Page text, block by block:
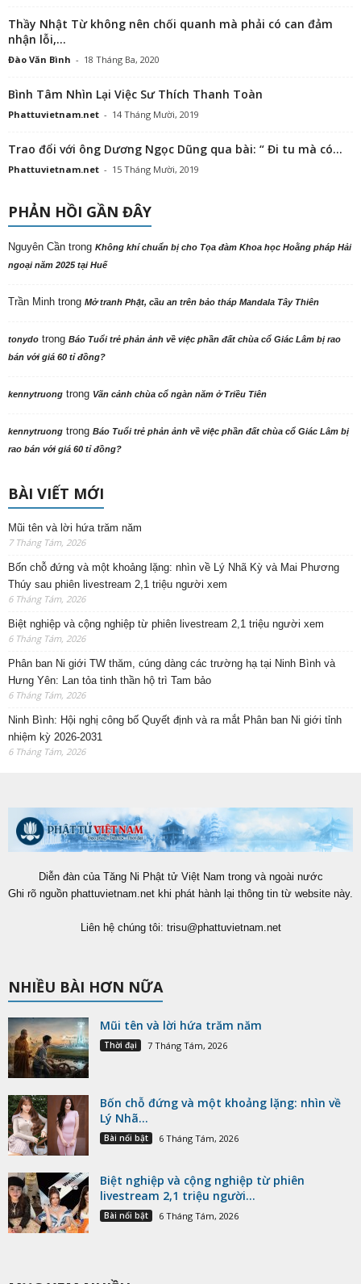
Thầy Nhật Từ không nên chối quanh mà phải có can đảm
nhận lỗi,...
Đào Văn Bình - 18 Tháng Ba, 2020
Bình Tâm Nhìn Lại Việc Sư Thích Thanh Toàn
Phattuvietnam.net - 14 Tháng Mười, 2019
Trao đổi với ông Dương Ngọc Dũng qua bài: “ Đi tu mà có...
Phattuvietnam.net - 15 Tháng Mười, 2019
PHẢN HỒI GẦN ĐÂY
Nguyên Cần trong Không khí chuẩn bị cho Tọa đàm Khoa học Hoằng pháp Hải
ngoại năm 2025 tại Huế
Trần Minh trong Mở tranh Phật, cầu an trên bảo tháp Mandala Tây Thiên
tonydo trong Báo Tuổi trẻ phản ảnh về việc phần đất chùa cổ Giác Lâm bị rao
bán với giá 60 tỉ đồng?
kennytruong trong Vãn cảnh chùa cổ ngàn năm ở Triều Tiên
kennytruong trong Báo Tuổi trẻ phản ảnh về việc phần đất chùa cổ Giác Lâm bị
rao bán với giá 60 tỉ đồng?
BÀI VIẾT MỚI
Mũi tên và lời hứa trăm năm
7 Tháng Tám, 2026
Bốn chỗ đứng và một khoảng lặng: nhìn về Lý Nhã Kỳ và Mai Phương
Thúy sau phiên livestream 2,1 triệu người xem
6 Tháng Tám, 2026
Biệt nghiệp và cộng nghiệp từ phiên livestream 2,1 triệu người xem
6 Tháng Tám, 2026
Phân ban Ni giới TW thăm, cúng dàng các trường hạ tại Ninh Bình và
Hưng Yên: Lan tỏa tinh thần hộ trì Tam bảo
6 Tháng Tám, 2026
Ninh Bình: Hội nghị công bố Quyết định và ra mắt Phân ban Ni giới tỉnh
nhiệm kỳ 2026-2031
6 Tháng Tám, 2026
Diễn đàn của Tăng Ni Phật tử Việt Nam trong và ngoài nước
Ghi rõ nguồn phattuvietnam.net khi phát hành lại thông tin từ website này.
Liên hệ chúng tôi: trisu@phattuvietnam.net
NHIỀU BÀI HƠN NỮA
Mũi tên và lời hứa trăm năm
Thời đại 7 Tháng Tám, 2026
Bốn chỗ đứng và một khoảng lặng: nhìn về
Lý Nhã...
Bài nổi bật 6 Tháng Tám, 2026
Biệt nghiệp và cộng nghiệp từ phiên
livestream 2,1 triệu người...
Bài nổi bật 6 Tháng Tám, 2026